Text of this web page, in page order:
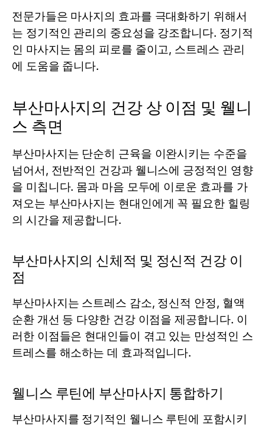
전문가들은 마사지의 효과를 극대화하기 위해서
는 정기적인 관리의 중요성을 강조합니다. 정기적
인 마사지는 몸의 피로를 줄이고, 스트레스 관리
에 도움을 줍니다.
부산마사지의 건강 상 이점 및 웰니
스 측면
부산마사지는 단순히 근육을 이완시키는 수준을
넘어서, 전반적인 건강과 웰니스에 긍정적인 영향
을 미칩니다. 몸과 마음 모두에 이로운 효과를 가
져오는 부산마사지는 현대인에게 꼭 필요한 힐링
의 시간을 제공합니다.
부산마사지의 신체적 및 정신적 건강 이
점
부산마사지는 스트레스 감소, 정신적 안정, 혈액
순환 개선 등 다양한 건강 이점을 제공합니다. 이
러한 이점들은 현대인들이 겪고 있는 만성적인 스
트레스를 해소하는 데 효과적입니다.
웰니스 루틴에 부산마사지 통합하기
부산마사지를 정기적인 웰니스 루틴에 포함시키